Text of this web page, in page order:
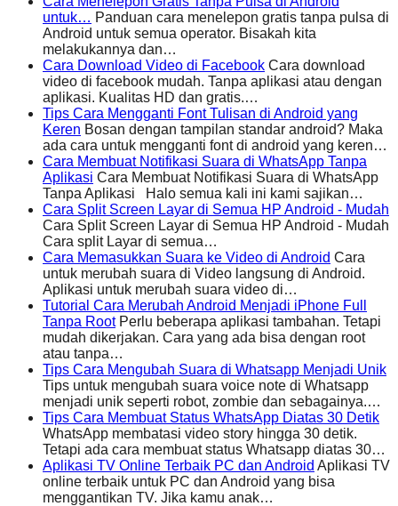
untuk… Panduan cara menelepon gratis tanpa pulsa di
Android untuk semua operator. Bisakah kita
melakukannya dan…
Cara Download Video di Facebook Cara download
video di facebook mudah. Tanpa aplikasi atau dengan
aplikasi. Kualitas HD dan gratis.…
Tips Cara Mengganti Font Tulisan di Android yang
Keren Bosan dengan tampilan standar android? Maka
ada cara untuk mengganti font di android yang keren…
Cara Membuat Notifikasi Suara di WhatsApp Tanpa
Aplikasi Cara Membuat Notifikasi Suara di WhatsApp
Tanpa Aplikasi Halo semua kali ini kami sajikan…
Cara Split Screen Layar di Semua HP Android - Mudah
Cara Split Screen Layar di Semua HP Android - Mudah
Cara split Layar di semua…
Cara Memasukkan Suara ke Video di Android Cara
untuk merubah suara di Video langsung di Android.
Aplikasi untuk merubah suara video di…
Tutorial Cara Merubah Android Menjadi iPhone Full
Tanpa RootPerlu beberapa aplikasi tambahan. Tetapi
mudah dikerjakan. Cara yang ada bisa dengan root
atau tanpa…
Tips Cara Mengubah Suara di Whatsapp Menjadi Unik
Tips untuk mengubah suara voice note di Whatsapp
menjadi unik seperti robot, zombie dan sebagainya.…
Tips Cara Membuat Status WhatsApp Diatas 30 Detik
WhatsApp membatasi video story hingga 30 detik.
Tetapi ada cara membuat status Whatsapp diatas 30…
Aplikasi TV Online Terbaik PC dan Android Aplikasi TV
online terbaik untuk PC dan Android yang bisa
menggantikan TV. Jika kamu anak…